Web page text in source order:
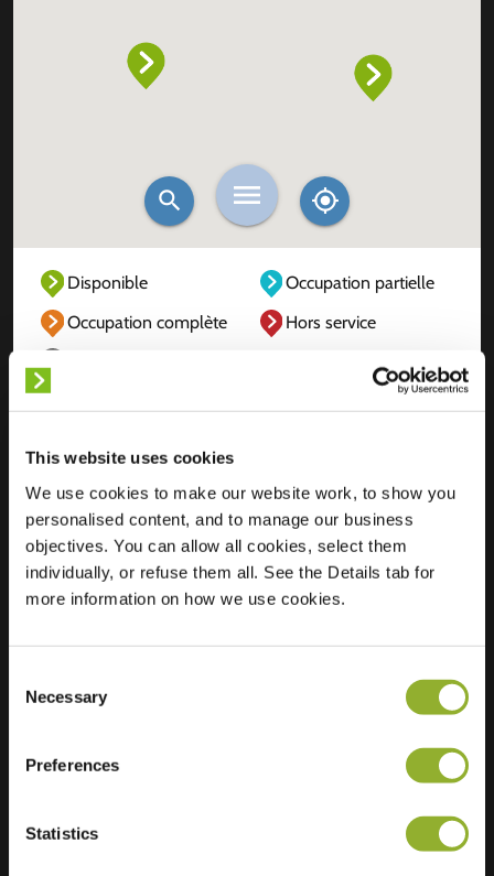
This website uses cookies
We use cookies to make our website work, to show you
personalised content, and to manage our business
objectives. You can allow all cookies, select them
individually, or refuse them all. See the Details tab for
more information on how we use cookies.
Selection
Necessary
Preferences
Statistics
Disponible
Occupation partielle
Occupation complète
Hors service
Localisation
Brahmsstraat 67
3281 VC
Numansdorp
Pays-Bas
Informations supplémentaires